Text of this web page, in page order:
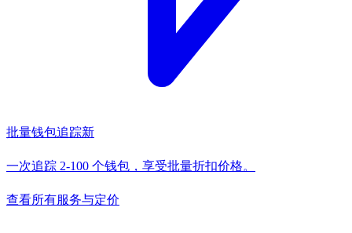
批量钱包追踪新
一次追踪 2-100 个钱包，享受批量折扣价格。
查看所有服务与定价